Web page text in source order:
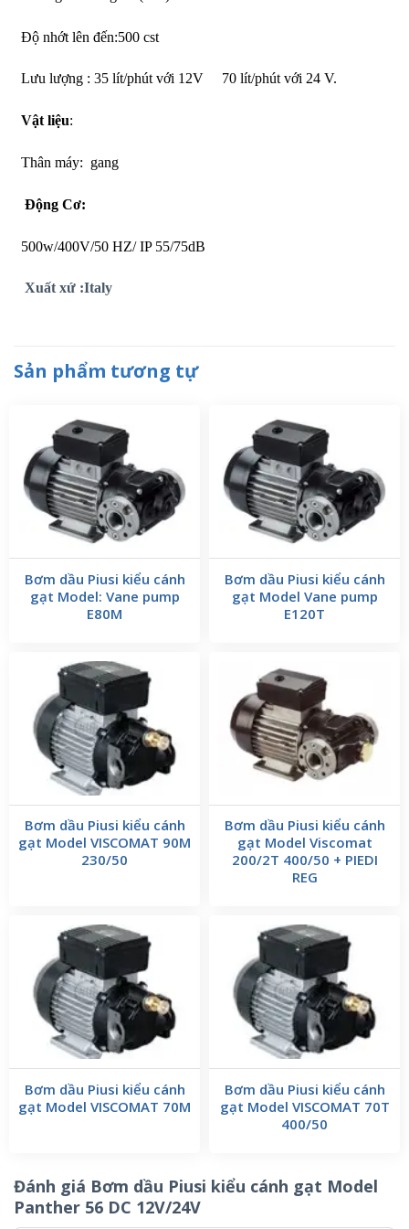
Độ nhớt lên đến:500 cst
Lưu lượng : 35 lít/phút với 12V 70 lít/phút với 24 V.
Vật liệu:
Thân máy: gang
Động Cơ:
500w/400V/50 HZ/ IP 55/75dB
Xuất xứ :Italy
Sản phẩm tương tự
Bơm dầu Piusi kiểu cánh
gạt Model: Vane pump
E80M
Bơm dầu Piusi kiểu cánh
gạt Model Vane pump
E120T
Bơm dầu Piusi kiểu cánh
gạt Model VISCOMAT 90M
230/50
Bơm dầu Piusi kiểu cánh
gạt Model Viscomat
200/2T 400/50 + PIEDI
REG
Bơm dầu Piusi kiểu cánh
gạt Model VISCOMAT 70M
Bơm dầu Piusi kiểu cánh
gạt Model VISCOMAT 70T
400/50
Đánh giá Bơm dầu Piusi kiểu cánh gạt Model
Panther 56 DC 12V/24V